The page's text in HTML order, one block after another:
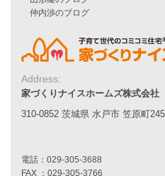
家づくりの流れ
アフターメンテナンス
平屋をお考えの方へ
リフォームをお考えの方へ
施工事例一覧
Address:
家づくりナイスホームズ株式会社
310-0852 茨城県 水戸市 笠原町